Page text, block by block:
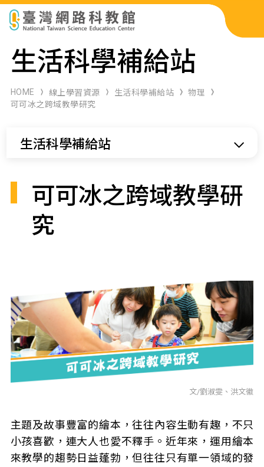
科展作品檢索
科學研習月刊
生活科學補給站
HOME 線上學習資源 生活科學補給站
物理
可可冰之跨域教學研究
生活科學補給站
可可冰之跨域教學研
究
文/劉淑雯、洪文徽
主題及故事豐富的繪本，往往內容生動有趣，不只
小孩喜歡，連大人也愛不釋手。近年來，運用繪本
來教學的趨勢日益蓬勃，但往往只有單一領域的發